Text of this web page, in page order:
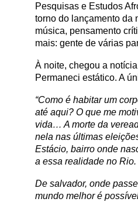
Pesquisas e Estudos
torno do lançamento da
música, pensamento
mais: gente de várias
À noite, chegou a
Permaneci estático. A
“Como é habitar um
até aqui? O que me
vida… A morte da
nela nas últimas
Estácio, bairro onde
a essa realidade no Rio.
De salvador, onde
mundo melhor é